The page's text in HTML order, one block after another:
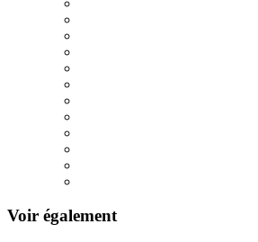
Voir également